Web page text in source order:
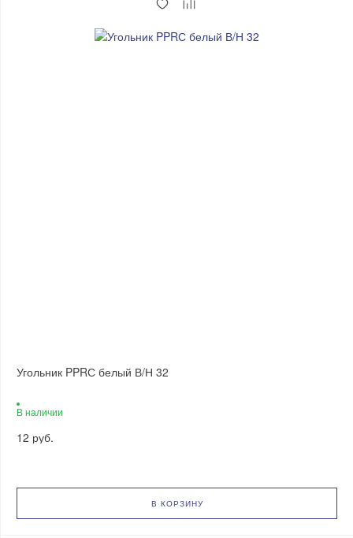
Угольник PPRС белый В/Н 32
В наличии
12 руб.
В КОРЗИНУ